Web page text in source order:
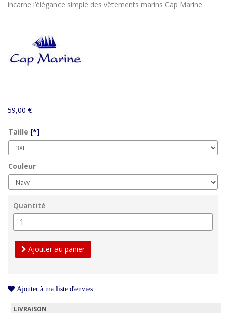
incarne l’élégance simple des vêtements marins Cap Marine.
59,00 €
Taille [*]
Couleur
Quantité
Ajouter au panier
Ajouter à ma liste d\envies
LIVRAISON